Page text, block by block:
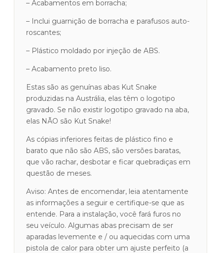
– Acabamentos em borracha;
– Inclui guarnição de borracha e parafusos auto-
roscantes;
– Plástico moldado por injeção de ABS.
– Acabamento preto liso.
Estas são as genuínas abas Kut Snake
produzidas na Austrália, elas têm o logotipo
gravado. Se não existir logotipo gravado na aba,
elas NÃO são Kut Snake!
As cópias inferiores feitas de plástico fino e
barato que não são ABS, são versões baratas,
que vão rachar, desbotar e ficar quebradiças em
questão de meses.
Aviso: Antes de encomendar, leia atentamente
as informações a seguir e certifique-se que as
entende. Para a instalação, você fará furos no
seu veículo. Algumas abas precisam de ser
aparadas levemente e / ou aquecidas com uma
pistola de calor para obter um ajuste perfeito (a